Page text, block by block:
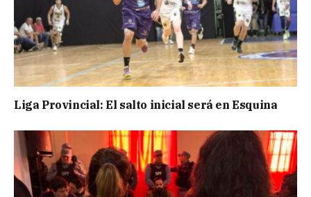
Liga Provincial: El salto inicial será en Esquina